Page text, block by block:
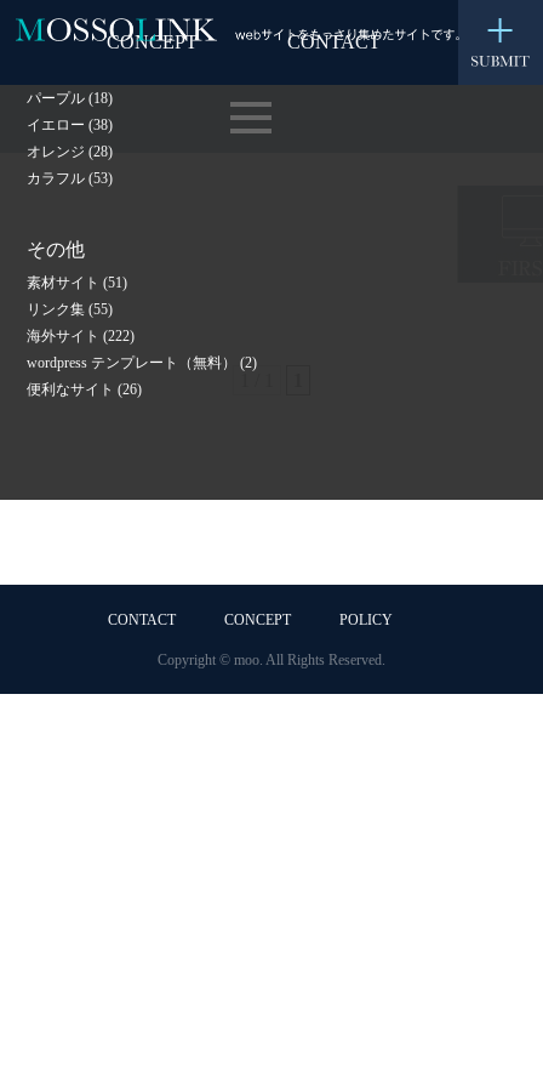
CONCEPT CONTACT
グリーン (80)
レッド(57)
パープル(18)
イエロー(38)
オレンジ(28)
カラフル(53)
その他
素材サイト(51)
リンク集(55)
海外サイト(222)
wordpress テンプレート（無料）(2)
便利なサイト(26)
CONTACT CONCEPT POLICY
Copyright © moo. All Rights Reserved.